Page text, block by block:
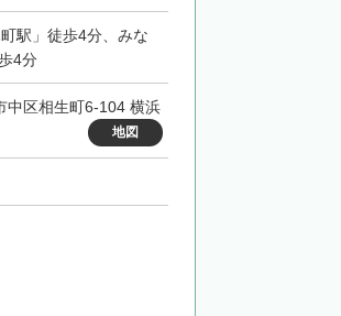
駅」徒歩4分、みな
4分
中区相生町6-104 横浜
地図